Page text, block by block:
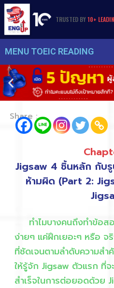
TRUSTED BY10,0 0
0
+
S
T
U
D
EN
T
S
MENU TOEIC READING
Share :
Jigsaw 4 ชิ้นหลัก กับ
ห้ามผิด (Part 2:
ทำไมบางคนถึงทำข้อสอ
ง่ายๆ แค่ฝึกเยอะๆ หรือ จ
ที่ชัดเจนตามลำดับความสำ
ให้รู้จัก Jigsaw ตัวแรก ที่จ
สำเร็จในการต่อยอดด้วย